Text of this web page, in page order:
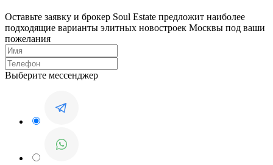
Оставьте заявку и брокер Soul Estate предложит наиболее
подходящие варианты элитных новостроек Москвы под ваши
пожелания
Выберите мессенджер